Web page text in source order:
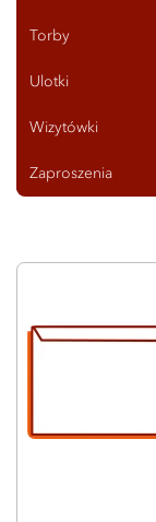
Torby
Ulotki
Wizytówki
Zaproszenia